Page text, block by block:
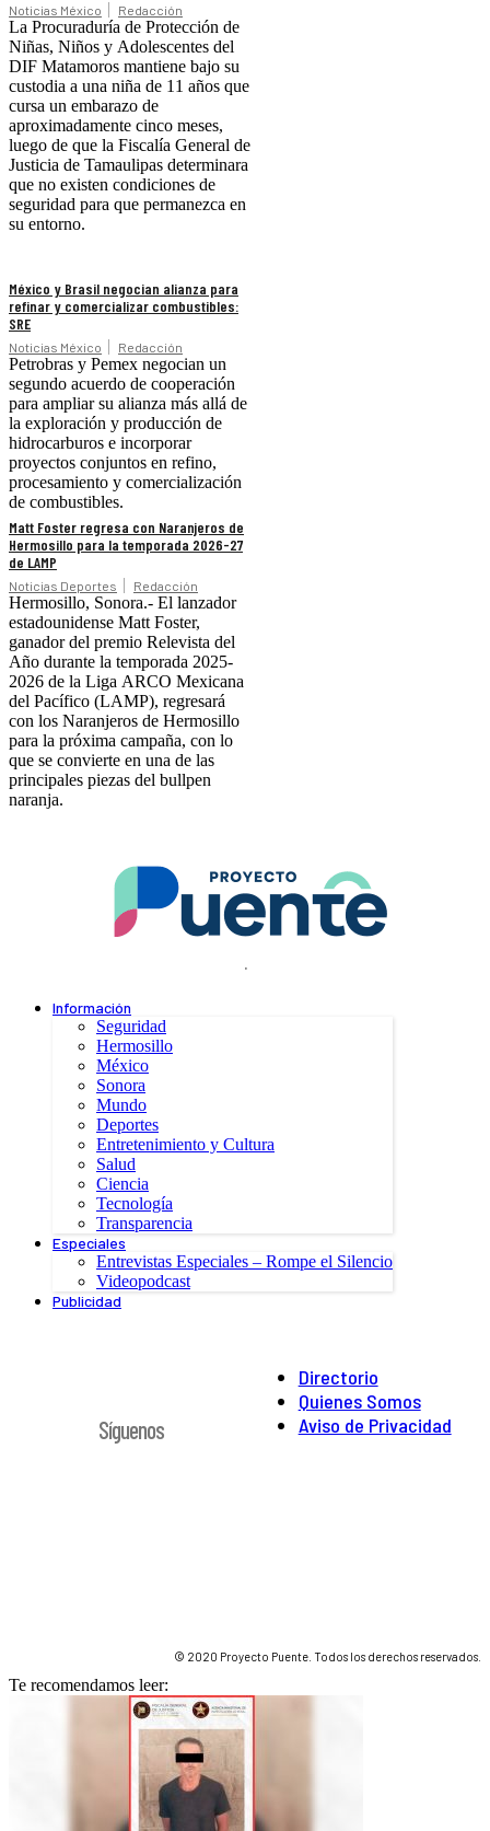
Noticias México Redacción
La Procuraduría de Protección de
Niñas, Niños y Adolescentes del
DIF Matamoros mantiene bajo su
custodia a una niña de 11 años que
cursa un embarazo de
aproximadamente cinco meses,
luego de que la Fiscalía General de
Justicia de Tamaulipas determinara
que no existen condiciones de
seguridad para que permanezca en
su entorno.
México y Brasil negocian alianza para
refinar y comercializar combustibles:
SRE
Noticias México Redacción
Petrobras y Pemex negocian un
segundo acuerdo de cooperación
para ampliar su alianza más allá de
la exploración y producción de
hidrocarburos e incorporar
proyectos conjuntos en refino,
procesamiento y comercialización
de combustibles.
Matt Foster regresa con Naranjeros de
Hermosillo para la temporada 2026-27
de LAMP
Noticias Deportes Redacción
Hermosillo, Sonora.- El lanzador
estadounidense Matt Foster,
ganador del premio Relevista del
Año durante la temporada 2025-
2026 de la Liga ARCO Mexicana
del Pacífico (LAMP), regresará
con los Naranjeros de Hermosillo
para la próxima campaña, con lo
que se convierte en una de las
principales piezas del bullpen
naranja.
.
Información
Seguridad
Hermosillo
México
Sonora
Mundo
Deportes
Entretenimiento y Cultura
Salud
Ciencia
Tecnología
Transparencia
Especiales
Entrevistas Especiales – Rompe el Silencio
Videopodcast
Publicidad
Directorio
Quienes Somos
Aviso de Privacidad
Síguenos
© 2020 Proyecto Puente. Todos los derechos reservados.
Te recomendamos leer: